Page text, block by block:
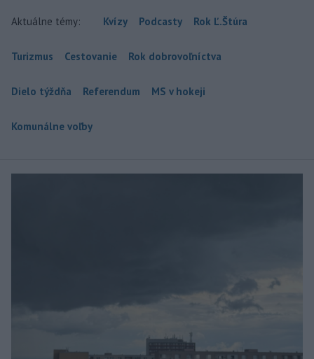
Aktuálne témy: Kvízy Podcasty Rok Ľ.Štúra
Turizmus Cestovanie Rok dobrovoľníctva
Dielo týždňa Referendum MS v hokeji
Komunálne voľby